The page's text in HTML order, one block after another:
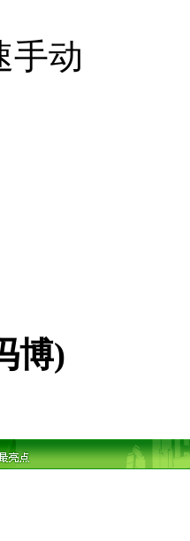
动
博)